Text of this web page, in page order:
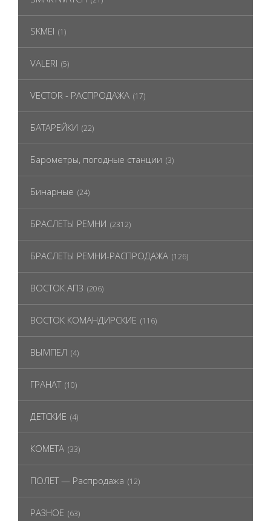
SKMEI (1)
VALERI (5)
VECTOR - РАСПРОДАЖА (17)
БАТАРЕЙКИ (22)
Барометры, погодные станции (3)
Бинарные (24)
БРАСЛЕТЫ РЕМНИ (2312)
БРАСЛЕТЫ РЕМНИ-РАСПРОДАЖА (126)
ВОСТОК АПЗ (206)
ВОСТОК КОМАНДИРСКИЕ (116)
ВЫМПЕЛ (4)
ГРАНАТ (10)
ДЕТСКИЕ (4)
КОМЕТА (33)
ПОЛЕТ — Распродажа (12)
РАЗНОЕ (63)